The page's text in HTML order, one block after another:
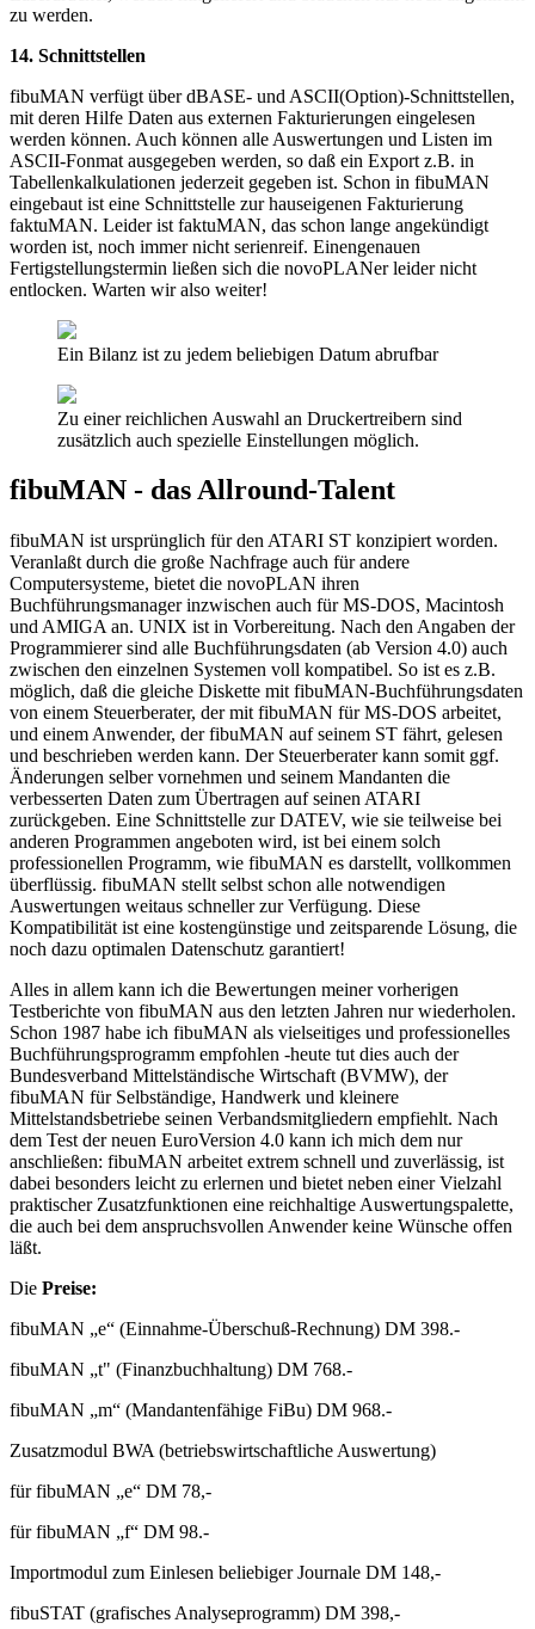
zu werden.
14. Schnittstellen
fibuMAN verfügt über dBASE- und ASCII(Option)-Schnittstellen,
mit deren Hilfe Daten aus externen Fakturierungen eingelesen
werden können. Auch können alle Auswertungen und Listen im
ASCII-Fonmat ausgegeben werden, so daß ein Export z.B. in
Tabellenkalkulationen jederzeit gegeben ist. Schon in fibuMAN
eingebaut ist eine Schnittstelle zur hauseigenen Fakturierung
faktuMAN. Leider ist faktuMAN, das schon lange angekündigt
worden ist, noch immer nicht serienreif. Einengenauen
Fertigstellungstermin ließen sich die novoPLANer leider nicht
entlocken. Warten wir also weiter!
Ein Bilanz ist zu jedem beliebigen Datum abrufbar
Zu einer reichlichen Auswahl an Druckertreibern sind
zusätzlich auch spezielle Einstellungen möglich.
fibuMAN - das Allround-Talent
fibuMAN ist ursprünglich für den ATARI ST konzipiert worden.
Veranlaßt durch die große Nachfrage auch für andere
Computersysteme, bietet die novoPLAN ihren
Buchführungsmanager inzwischen auch für MS-DOS, Macintosh
und AMIGA an. UNIX ist in Vorbereitung. Nach den Angaben der
Programmierer sind alle Buchführungsdaten (ab Version 4.0) auch
zwischen den einzelnen Systemen voll kompatibel. So ist es z.B.
möglich, daß die gleiche Diskette mit fibuMAN-Buchführungsdaten
von einem Steuerberater, der mit fibuMAN für MS-DOS arbeitet,
und einem Anwender, der fibuMAN auf seinem ST fährt, gelesen
und beschrieben werden kann. Der Steuerberater kann somit ggf.
Änderungen selber vornehmen und seinem Mandanten die
verbesserten Daten zum Übertragen auf seinen ATARI
zurückgeben. Eine Schnittstelle zur DATEV, wie sie teilweise bei
anderen Programmen angeboten wird, ist bei einem solch
professionellen Programm, wie fibuMAN es darstellt, vollkommen
überflüssig. fibuMAN stellt selbst schon alle notwendigen
Auswertungen weitaus schneller zur Verfügung. Diese
Kompatibilität ist eine kostengünstige und zeitsparende Lösung, die
noch dazu optimalen Datenschutz garantiert!
Alles in allem kann ich die Bewertungen meiner vorherigen
Testberichte von fibuMAN aus den letzten Jahren nur wiederholen.
Schon 1987 habe ich fibuMAN als vielseitiges und professionelles
Buchführungsprogramm empfohlen -heute tut dies auch der
Bundesverband Mittelständische Wirtschaft (BVMW), der
fibuMAN für Selbständige, Handwerk und kleinere
Mittelstandsbetriebe seinen Verbandsmitgliedern empfiehlt. Nach
dem Test der neuen EuroVersion 4.0 kann ich mich dem nur
anschließen: fibuMAN arbeitet extrem schnell und zuverlässig, ist
dabei besonders leicht zu erlernen und bietet neben einer Vielzahl
praktischer Zusatzfunktionen eine reichhaltige Auswertungspalette,
die auch bei dem anspruchsvollen Anwender keine Wünsche offen
läßt.
Die Preise:
fibuMAN „e“ (Einnahme-Überschuß-Rechnung) DM 398.-
fibuMAN „t" (Finanzbuchhaltung) DM 768.-
fibuMAN „m“ (Mandantenfähige FiBu) DM 968.-
Zusatzmodul BWA (betriebswirtschaftliche Auswertung)
für fibuMAN „e“ DM 78,-
für fibuMAN „f“ DM 98.-
Importmodul zum Einlesen beliebiger Journale DM 148,-
fibuSTAT (grafisches Analyseprogramm) DM 398,-